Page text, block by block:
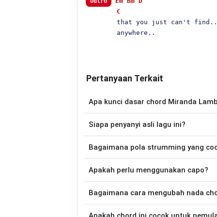
C
        that you just can't find..
        anywhere..
Pertanyaan Terkait
Apa kunci dasar chord Miranda
sehingga lebih mudah dimainkan oleh
Siapa penyanyi asli lagu ini?
Bagaimana pola strumming yang
Down - Down - Up - Up - Down - Up
To Sing.
Apakah perlu menggunakan capo?
asli penyanyi, kamu dapat
Bagaimana cara mengubah nada